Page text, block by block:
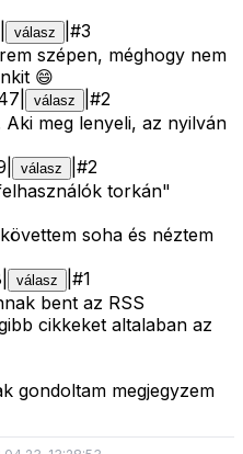
válasz #3
szépen, méghogy nem
😄
válasz #2
meg lenyeli, az nyilván
válasz #2
torkán"
soha és néztem
válasz #1
bent az RSS
cikkeket altalaban az
gondoltam megjegyzem